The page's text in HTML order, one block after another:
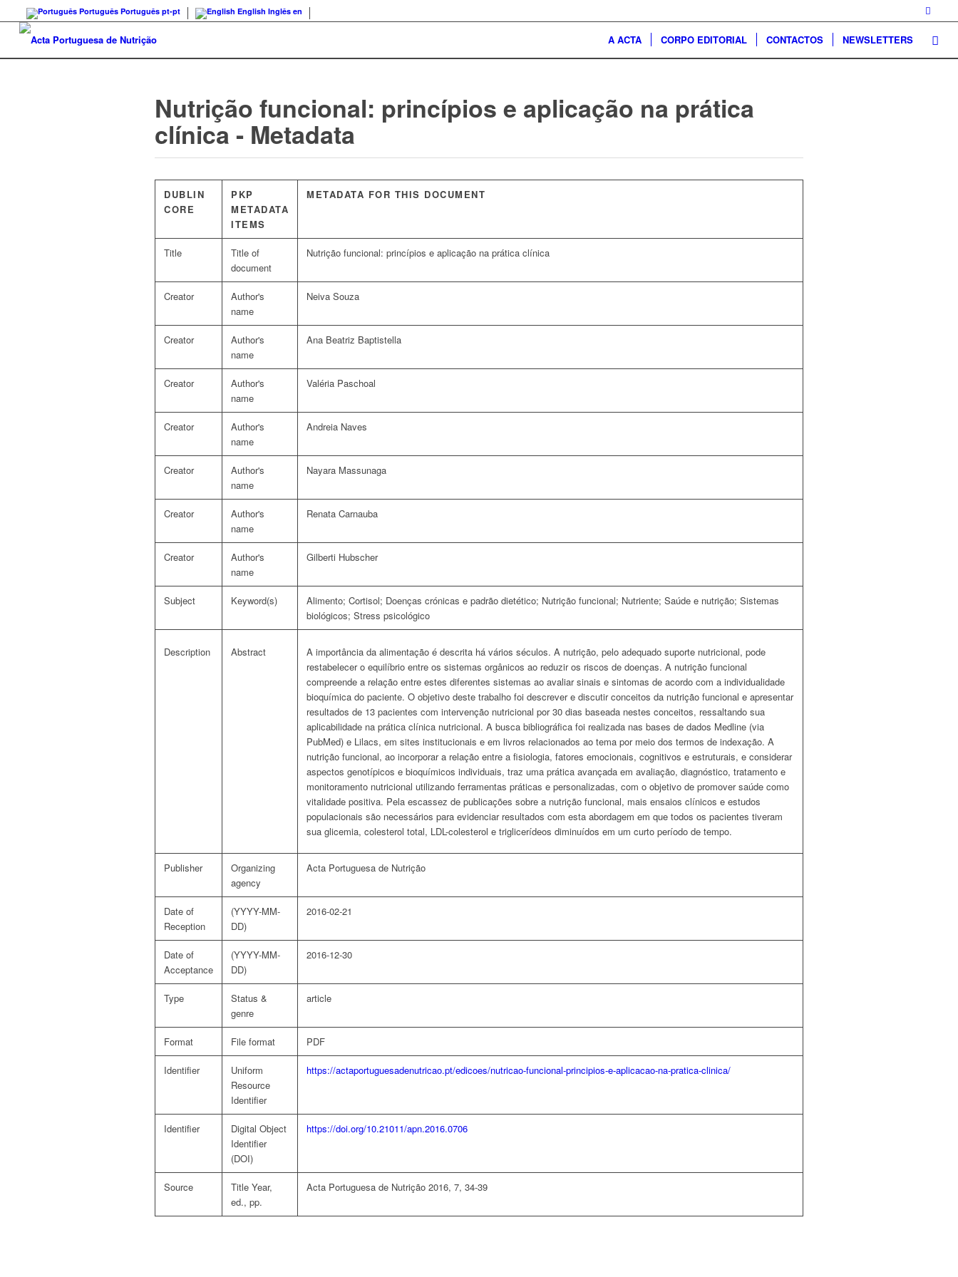
Português Português pt-pt English Inglês en
A ACTA CORPO EDITORIAL CONTACTOS NEWSLETTERS
Nutrição funcional: princípios e aplicação na prática
clínica - Metadata
DUBLIN
CORE
PKP
METADATA
ITEMS
METADATA FOR THIS DOCUMENT
Title
Title of
document
Nutrição funcional: princípios e aplicação na prática clínica
Creator
Author's
name
Neiva Souza
Creator
Author's
name
Ana Beatriz Baptistella
Creator
Author's
name
Valéria Paschoal
Creator
Author's
name
Andreia Naves
Creator
Author's
name
Nayara Massunaga
Creator
Author's
name
Renata Carnauba
Creator
Author's
name
Gilberti Hubscher
Subject Keyword(s)
Alimento; Cortisol; Doenças crónicas e padrão dietético; Nutrição funcional; Nutriente; Saúde e nutrição; Sistemas
biológicos; Stress psicológico
Description Abstract
A importância da alimentação é descrita há vários séculos. A nutrição, pelo adequado suporte nutricional, pode
restabelecer o equilíbrio entre os sistemas orgânicos ao reduzir os riscos de doenças. A nutrição funcional
compreende a relação entre estes diferentes sistemas ao avaliar sinais e sintomas de acordo com a individualidade
bioquímica do paciente. O objetivo deste trabalho foi descrever e discutir conceitos da nutrição funcional e apresentar
resultados de 13 pacientes com intervenção nutricional por 30 dias baseada nestes conceitos, ressaltando sua
aplicabilidade na prática clínica nutricional. A busca bibliográfica foi realizada nas bases de dados Medline (via
PubMed) e Lilacs, em sites institucionais e em livros relacionados ao tema por meio dos termos de indexação. A
nutrição funcional, ao incorporar a relação entre a fisiologia, fatores emocionais, cognitivos e estruturais, e considerar
aspectos genotípicos e bioquímicos individuais, traz uma prática avançada em avaliação, diagnóstico, tratamento e
monitoramento nutricional utilizando ferramentas práticas e personalizadas, com o objetivo de promover saúde como
vitalidade positiva. Pela escassez de publicações sobre a nutrição funcional, mais ensaios clínicos e estudos
populacionais são necessários para evidenciar resultados com esta abordagem em que todos os pacientes tiveram
sua glicemia, colesterol total, LDL-colesterol e triglicerídeos diminuídos em um curto período de tempo.
Publisher
Organizing
agency
Acta Portuguesa de Nutrição
Date of
Reception
(YYYY-MM-
DD)
2016-02-21
Date of
Acceptance
(YYYY-MM-
DD)
2016-12-30
Type
Status &
genre
article
Format File format PDF
Identifier
Uniform
Resource
Identifier
https://actaportuguesadenutricao.pt/edicoes/nutricao-funcional-principios-e-aplicacao-na-pratica-clinica/
Identifier
Digital Object
Identifier
(DOI)
https://doi.org/10.21011/apn.2016.0706
Source
Title Year,
ed., pp.
Acta Portuguesa de Nutrição 2016, 7, 34-39